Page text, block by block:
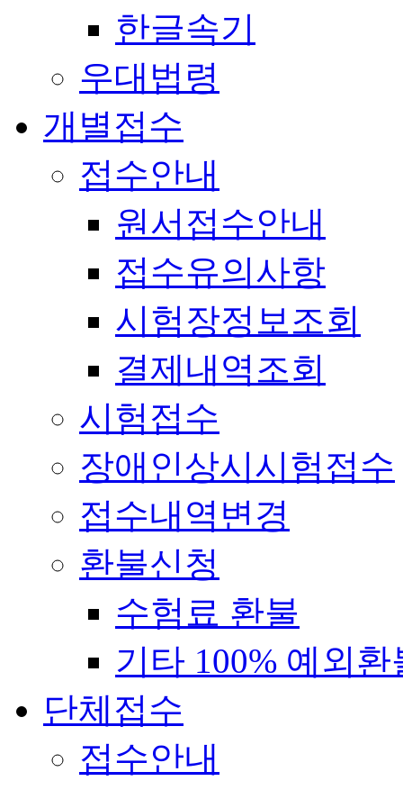
한글속기
우대법령
개별접수
접수안내
원서접수안내
접수유의사항
시험장정보조회
결제내역조회
시험접수
장애인상시시험접수
접수내역변경
환불신청
수험료 환불
기타 100% 예외환
단체접수
접수안내